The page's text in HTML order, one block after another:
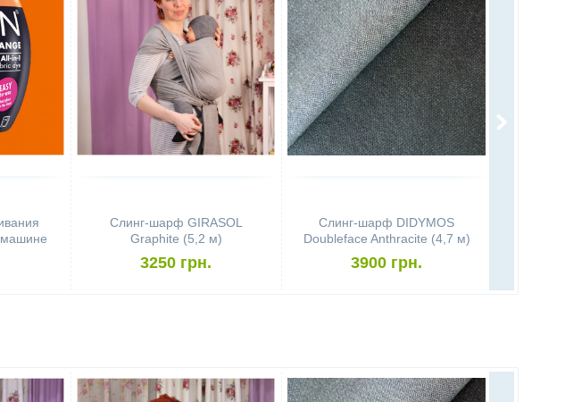
машине
Fresh
Слинг-шарф GIRASOL
Graphite (5,2 м)
3250 грн.
Слинг-шарф DIDYMOS
Doubleface Anthracite (4,7 м)
3900 грн.